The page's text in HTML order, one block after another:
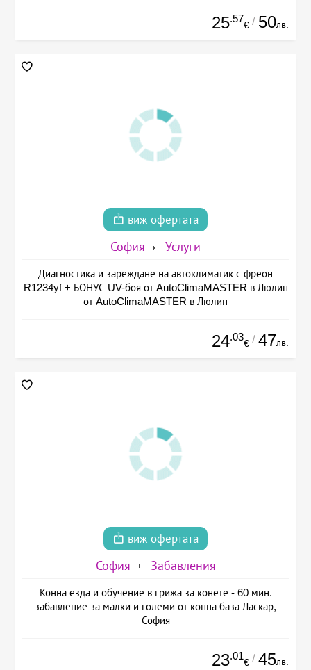
25.57
€ / 50лв.
виж офертата
София Услуги
Диагностика и зареждане на автоклиматик с фреон
R1234yf + БОНУС UV-боя от AutoClimaMASTER в Люлин
от AutoClimaMASTER в Люлин
24.03
€ / 47лв.
виж офертата
София Забавления
Конна езда и обучение в грижа за конете - 60 мин.
забавление за малки и големи от конна база Ласкар,
София
23.01
€ / 45лв.